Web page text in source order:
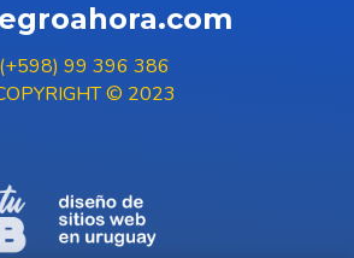
(+598) 99 396 386
© 2023